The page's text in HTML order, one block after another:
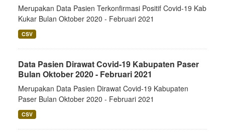
Merupakan Data Pasien Terkonfirmasi Positif Covid-19 Kab
Kukar Bulan Oktober 2020 - Februari 2021
CSV
Data Pasien Dirawat Covid-19 Kabupaten Paser
Bulan Oktober 2020 - Februari 2021
Merupakan Data Pasien Dirawat Covid-19 Kabupaten
Paser Bulan Oktober 2020 - Februari 2021
CSV